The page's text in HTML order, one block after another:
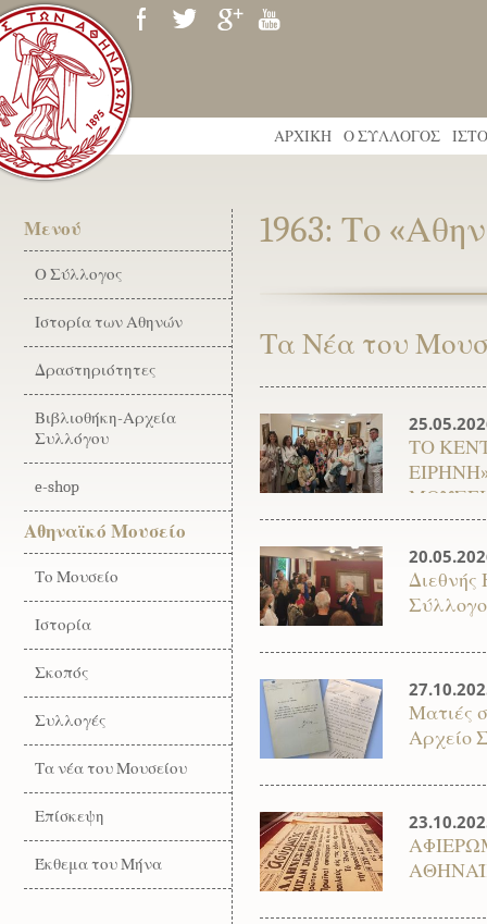
ΑΡΧΙΚΗ Ο ΣΥΛΛΟΓΟΣ
Μενού
Ο Σύλλογος
Ιστορία των Αθηνών
Δραστηριότητες
Βιβλιοθήκη-Αρχεία
Συλλόγου
e-shop
Αθηναϊκό Μουσείο
Το Μουσείο
Ιστορία
Σκοπός
Συλλογές
Τα νέα του Μουσείου
Επίσκεψη
Έκθεμα του Μήνα
1963: Το
Τα Νέα του
ΤΟ
Ματιές
Αρχείο